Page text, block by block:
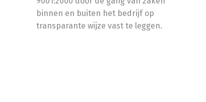
binnen en buiten het bedrijf op
transparante wijze vast te leggen.